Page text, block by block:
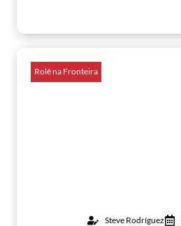
Rolê na Fronteira
Steve Rodríguez